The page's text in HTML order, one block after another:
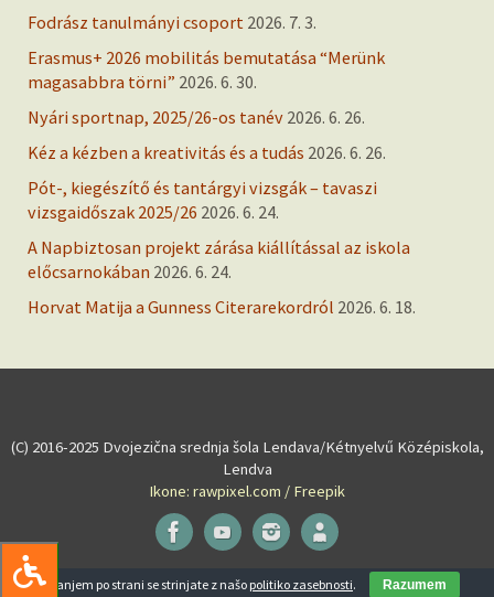
Fodrász tanulmányi csoport 2026. 7. 3.
Erasmus+ 2026 mobilitás bemutatása “Merünk
magasabbra törni” 2026. 6. 30.
Nyári sportnap, 2025/26-os tanév 2026. 6. 26.
Kéz a kézben a kreativitás és a tudás 2026. 6. 26.
Pót-, kiegészítő és tantárgyi vizsgák – tavaszi
vizsgaidőszak 2025/26 2026. 6. 24.
A Napbiztosan projekt zárása kiállítással az iskola
előcsarnokában 2026. 6. 24.
Horvat Matija a Gunness Citerarekordról 2026. 6. 18.
(C) 2016-2025 Dvojezična srednja šola Lendava/Kétnyelvű Középiskola,
Lendva
Ikone: rawpixel.com / Freepik
Powered byTempera&WordPress.
Z brskanjem po strani se strinjate z našo politiko zasebnosti. Razumem